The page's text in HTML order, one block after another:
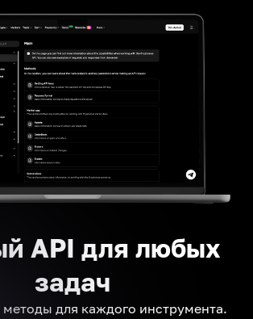
API для любых
задач
для каждого инструмента.